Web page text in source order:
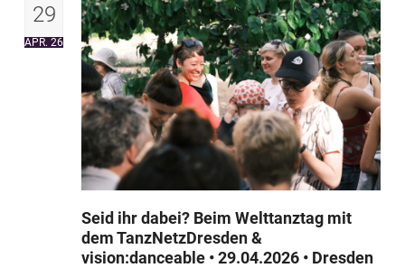
29
APR. 26
Seid ihr dabei? Beim Welttanztag mit
dem TanzNetzDresden &
vision:danceable • 29.04.2026 • Dresden